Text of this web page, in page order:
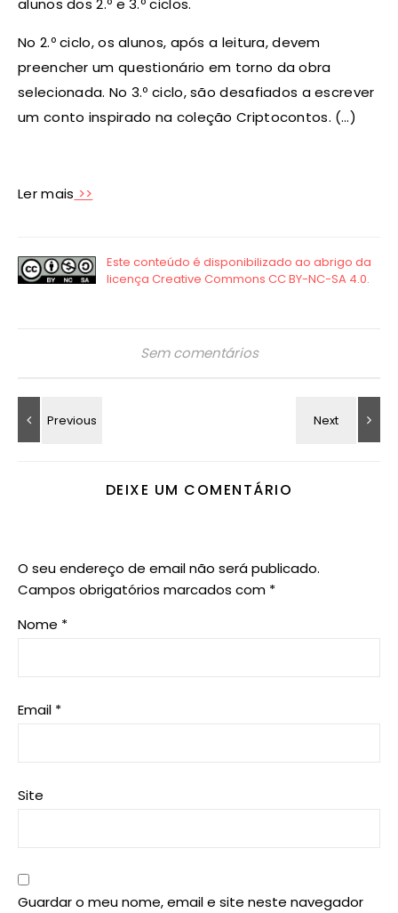
alunos dos 2.º e 3.º ciclos.
No 2.º ciclo, os alunos, após a leitura, devem
preencher um questionário em torno da obra
selecionada. No 3.º ciclo, são desafiados a escrever
um conto inspirado na coleção Criptocontos. (…)
Ler mais >>
Sem comentários
DEIXE UM COMENTÁRIO
O seu endereço de email não será publicado.
Campos obrigatórios marcados com *
Nome *
Email *
Site
Guardar o meu nome, email e site neste navegador